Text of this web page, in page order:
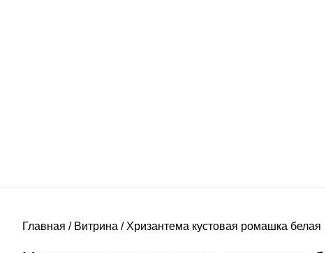
Главная Витрина Хризантема кустовая ромашка белая